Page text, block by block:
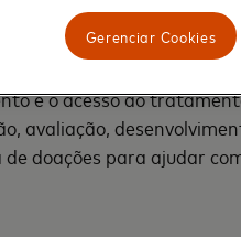
de autorização
Mais recentemente, a
e o acesso ao
avaliação,
doações para ajudar
Gerenciar Cookies